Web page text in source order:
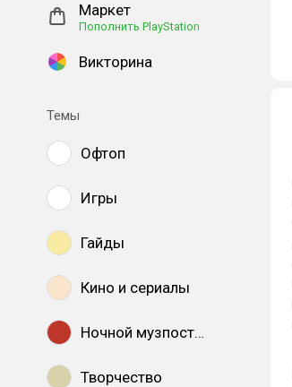
Маркет
Пополнить PlayStation
Викторина
Темы
Офтоп
Игры
Гайды
Кино и сериалы
Ночной музпостинг
Творчество